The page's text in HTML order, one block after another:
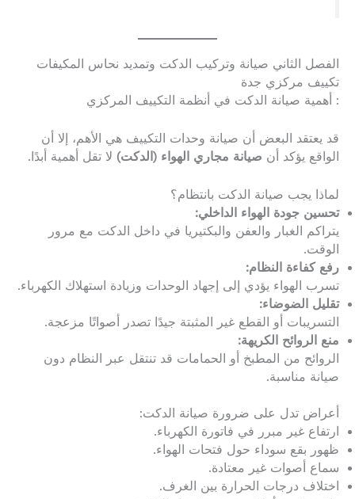
الفصل الثاني صيانة وتركيب الدكت وتمديد نحاس المكيفات
تكييف مركزي جدة
: أهمية صيانة الدكت في أنظمة التكييف المركزي
قد يعتقد البعض أن صيانة وحدات التكييف هي الأهم، إلا أن
الواقع يؤكد أن صيانة مجاري الهواء (الدكت) لا تقل أهمية أبدًا.
لماذا يجب صيانة الدكت بانتظام؟
تحسين جودة الهواء الداخلي:
يتراكم الغبار والعفن والبكتيريا في داخل الدكت مع مرور
الوقت.
رفع كفاءة النظام:
تسرب الهواء يؤدي إلى إجهاد الوحدات وزيادة استهلاك الكهرباء.
تقليل الضوضاء:
التسريبات أو القطع غير المثبتة جيدًا تصدر أصواتًا مزعجة.
منع الروائح الكريهة:
الروائح من المطبخ أو الحمامات قد تنتقل عبر النظام دون
صيانة مناسبة.
أعراض تدل على ضرورة صيانة الدكت:
ارتفاع غير مبرر في فاتورة الكهرباء.
ظهور بقع سوداء حول فتحات الهواء.
سماع أصوات غير معتادة.
اختلاف درجات الحرارة بين الغرف.